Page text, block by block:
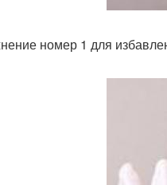
номер 1 для